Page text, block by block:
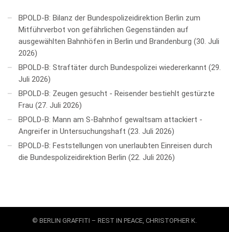
BPOLD-B: Bilanz der Bundespolizeidirektion Berlin zum
Mitführverbot von gefährlichen Gegenständen auf
ausgewählten Bahnhöfen in Berlin und Brandenburg 30. Juli
2026
BPOLD-B: Straftäter durch Bundespolizei wiedererkannt
29.
Juli 2026
BPOLD-B: Zeugen gesucht - Reisender bestiehlt gestürzte
Frau
27. Juli 2026
BPOLD-B: Mann am S-Bahnhof gewaltsam attackiert -
Angreifer in Untersuchungshaft
23. Juli 2026
BPOLD-B: Feststellungen von unerlaubten Einreisen durch
die Bundespolizeidirektion Berlin
22. Juli 2026
© BERLIN GRAFFITI – REST IN PEACE, CHRISTOPHER K.